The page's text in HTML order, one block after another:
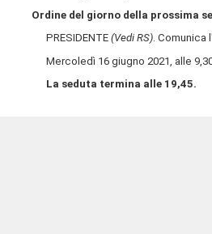
Ordine del giorno della prossima
PRESIDENTE(Vedi RS). Comunica
Mercoledì 16 giugno 2021, alle
La seduta termina alle 19,45.